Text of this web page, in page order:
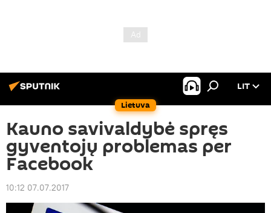
Lietuva
LIT
Kauno savivaldybė spręs
gyventojų problemas per
Facebook
10:12 07.07.2017